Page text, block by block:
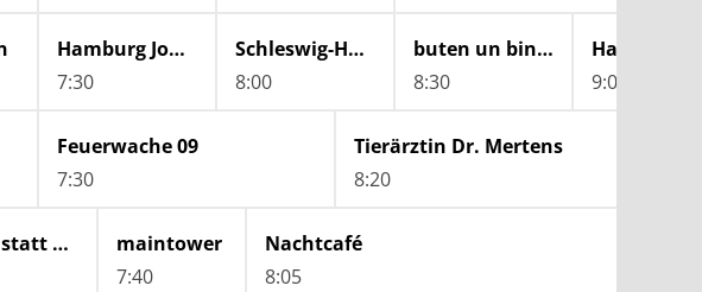
Hamburg Journal
7:30
Schleswig-Holstein Magazin
8:00
buten un binnen | regionalmagazin
8:30
9:00
Feuerwache 09
7:30
Tierärztin Dr. Mertens
8:20
Sehen statt Hören
maintower
7:40
Nachtcafé
8:05